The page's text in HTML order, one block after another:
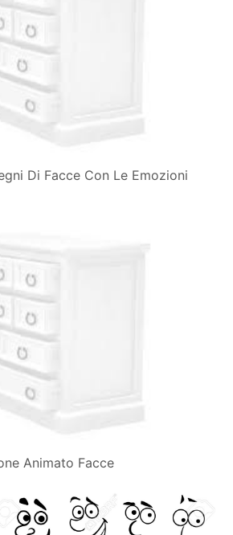
Di Facce Con Le Emozioni
Animato Facce